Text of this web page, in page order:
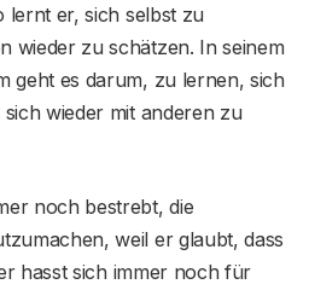
lernt er, sich selbst zu
wieder zu schätzen. In seinem
geht es darum, zu lernen, sich
wieder mit anderen zu
noch bestrebt, die
weil er glaubt, dass
hasst sich immer noch für